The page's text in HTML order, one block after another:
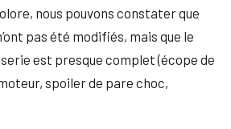
nous pouvons constater que
pas été modifiés, mais que le
est presque complet (écope de
spoiler de pare choc,